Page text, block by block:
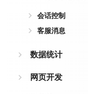
会话控制
客服消息
数据统计
网页开发